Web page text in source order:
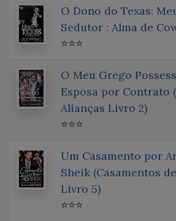
O Dono do Texas:
Sedutor : Alma de
⭐⭐⭐
O Meu Grego
Esposa por Contrato
Alianças Livro 2)
⭐⭐⭐
Um Casamento por
Sheik (Casamentos
Livro 5)
⭐⭐⭐